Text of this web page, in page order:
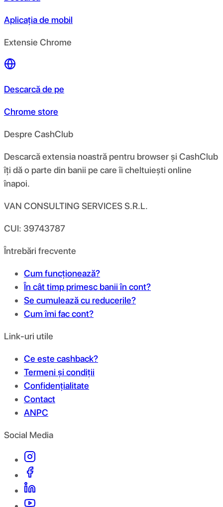
Aplicația de mobil
Extensie Chrome
Descarcă de pe
Chrome store
Despre CashClub
Descarcă extensia noastră pentru browser și CashClub
îți dă o parte din banii pe care îi cheltuiești online
înapoi.
VAN CONSULTING SERVICES S.R.L.
CUI: 39743787
Întrebări frecvente
Cum funcționează?
În cât timp primesc banii în cont?
Se cumulează cu reducerile?
Cum îmi fac cont?
Link-uri utile
Ce este cashback?
Termeni și condiții
Confidențialitate
Contact
ANPC
Social Media